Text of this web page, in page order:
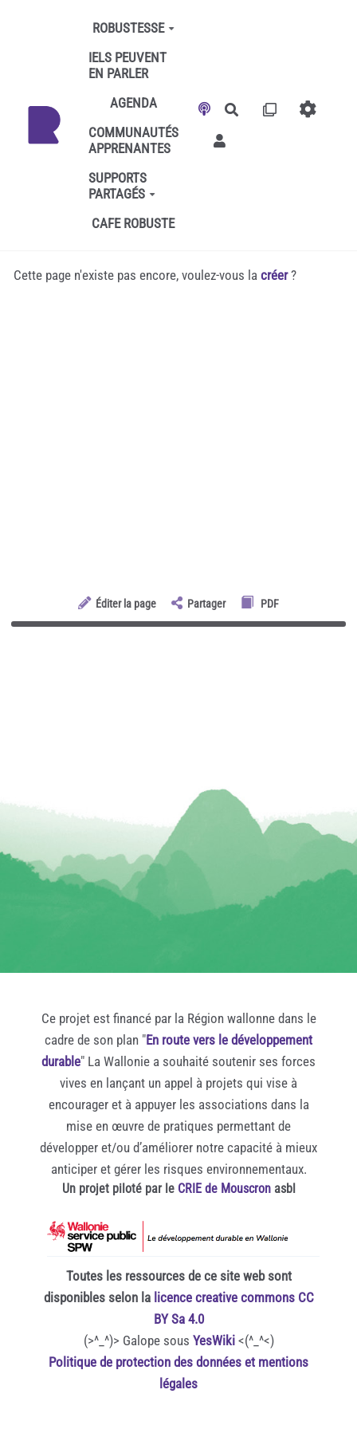
Aller au contenu principal
ROBUSTESSE
IELS PEUVENT
EN PARLER
AGENDA
COMMUNAUTÉS
APPRENANTES
SUPPORTS
PARTAGÉS
CAFE ROBUSTE
Rechercher
Cette page n'existe pas encore, voulez-vous la créer?
Éditer la page Partager PDF
Ce projet est financé par la Région wallonne dans le
cadre de son plan "En route vers le développement
durable" La Wallonie a souhaité soutenir ses forces
vives en lançant un appel à projets qui vise à
encourager et à appuyer les associations dans la
mise en œuvre de pratiques permettant de
développer et/ou d’améliorer notre capacité à mieux
anticiper et gérer les risques environnementaux.
Un projet piloté par le CRIE de Mouscronasbl
Toutes les ressources de ce site web sont
disponibles selon la licence creative commons CC
BY Sa 4.0
(>^_^)> Galope sous YesWiki<(^_^<)
Politique de protection des données et mentions
légales